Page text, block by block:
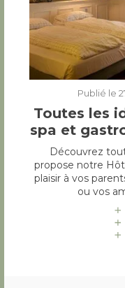
Publié le
Toutes les
spa et
Découvrez
propose notre
plaisir à vos
ou vos